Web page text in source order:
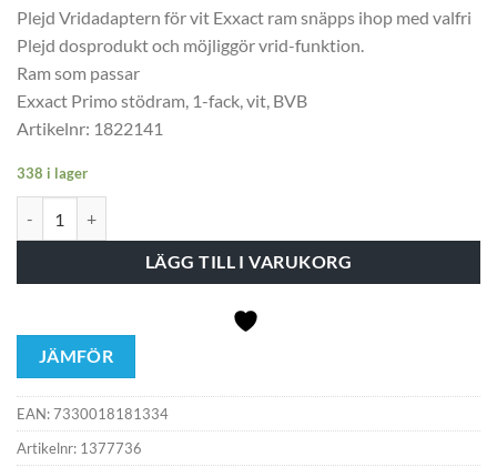
Plejd Vridadaptern för vit Exxact ram snäpps ihop med valfri
Plejd dosprodukt och möjliggör vrid-funktion.
Ram som passar
Exxact Primo stödram, 1-fack, vit, BVB
Artikelnr: 1822141
338 i lager
LÄGG TILL I VARUKORG
JÄMFÖR
EAN:7330018181334
Artikelnr: 1377736